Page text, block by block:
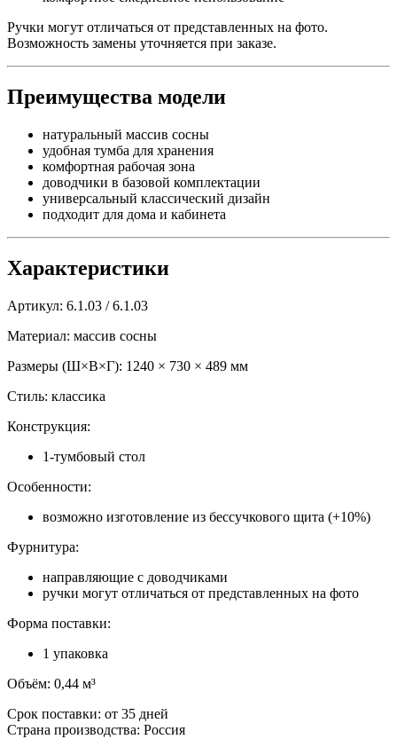
Ручки могут отличаться от представленных на фото.
Возможность замены уточняется при заказе.
Преимущества модели
натуральный массив сосны
удобная тумба для хранения
комфортная рабочая зона
доводчики в базовой комплектации
универсальный классический дизайн
подходит для дома и кабинета
Характеристики
Артикул: 6.1.03 / 6.1.03
Материал: массив сосны
Размеры (Ш×В×Г): 1240 × 730 × 489 мм
Стиль: классика
Конструкция:
1-тумбовый стол
Особенности:
возможно изготовление из бессучкового щита (+10%)
Фурнитура:
направляющие с доводчиками
ручки могут отличаться от представленных на фото
Форма поставки:
1 упаковка
Объём: 0,44 м³
Срок поставки: от 35 дней
Страна производства: Россия